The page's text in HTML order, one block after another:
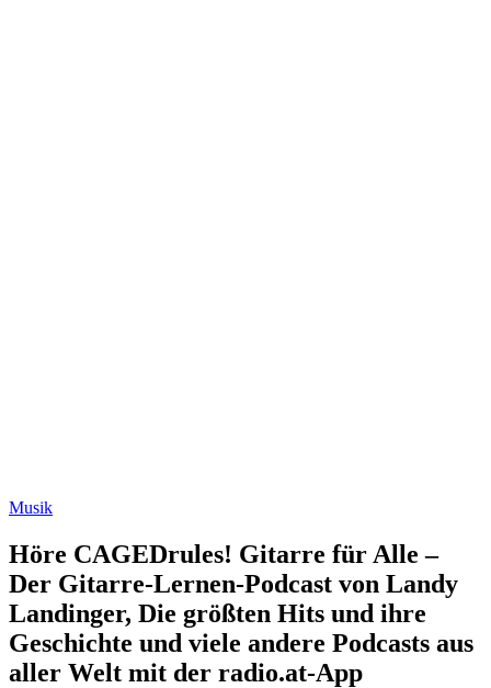
Musik
Höre CAGEDrules! Gitarre für Alle –
Der Gitarre-Lernen-Podcast von Landy
Landinger, Die größten Hits und ihre
Geschichte und viele andere Podcasts aus
aller Welt mit der radio.at-App